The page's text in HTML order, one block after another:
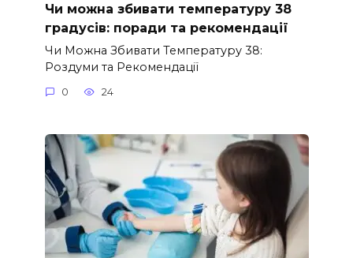
Чи можна збивати температуру 38
градусів: поради та рекомендації
Чи Можна Збивати Температуру 38:
Роздуми та Рекомендації
0 24